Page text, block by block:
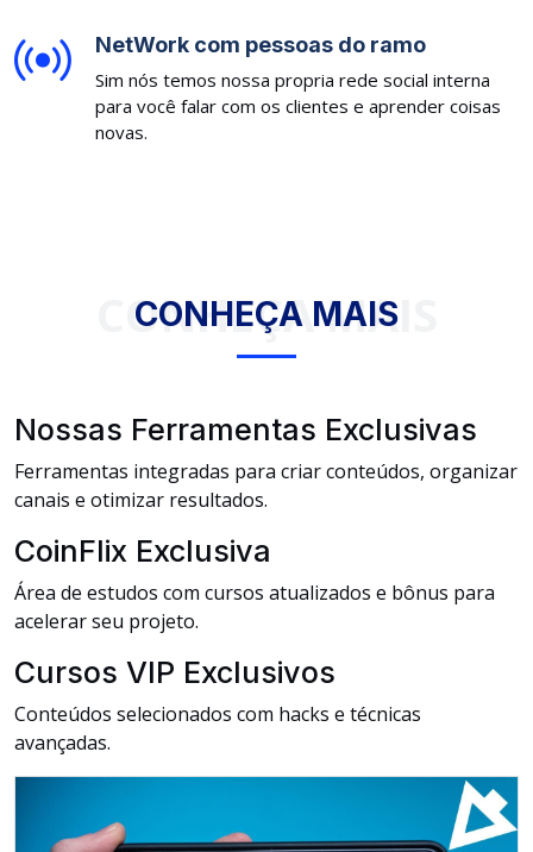
NetWork com pessoas do ramo
Sim nós temos nossa propria rede social interna
para você falar com os clientes e aprender coisas
novas.
CONHEÇA MAIS
CONHEÇA MAIS
Nossas Ferramentas Exclusivas
Ferramentas integradas para criar conteúdos, organizar
canais e otimizar resultados.
CoinFlix Exclusiva
Área de estudos com cursos atualizados e bônus para
acelerar seu projeto.
Cursos VIP Exclusivos
Conteúdos selecionados com hacks e técnicas
avançadas.